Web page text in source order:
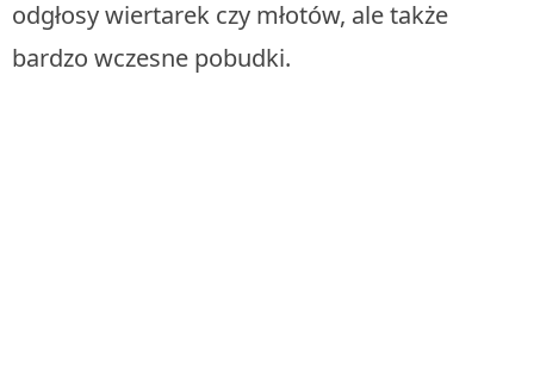
odgłosy wiertarek czy młotów, ale także
bardzo wczesne pobudki.